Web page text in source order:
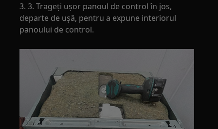
3. 3. Trageți ușor panoul de control în jos,
departe de ușă, pentru a expune interiorul
panoului de control.